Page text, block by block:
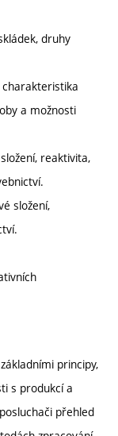
druhy
charakteristika
a možnosti
reaktivita,
složení,
principy,
s produkcí a
přehled